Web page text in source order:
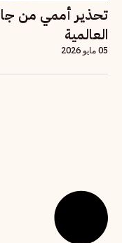
تحذير أممي من
العالمية
05 مايو 2026